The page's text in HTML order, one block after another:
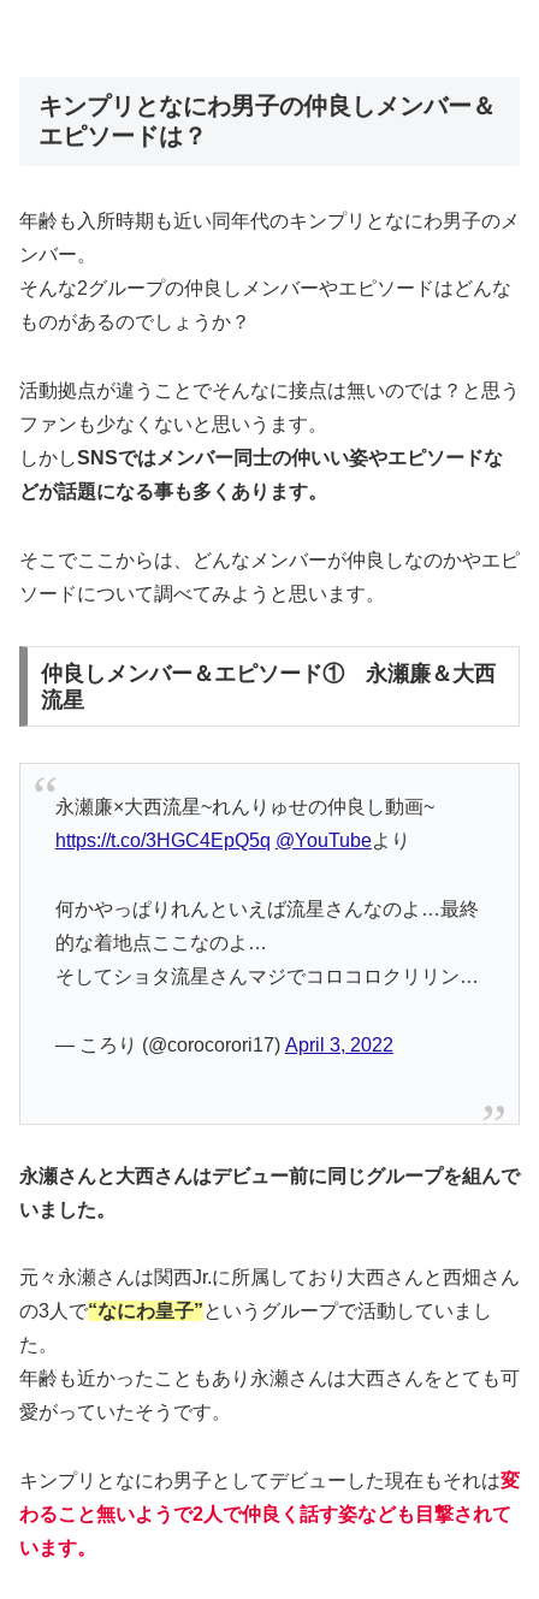
キンプリとなにわ男子の仲良しメンバー＆
エピソードは？
年齢も入所時期も近い同年代のキンプリとなにわ男子のメ
ンバー。
そんな2グループの仲良しメンバーやエピソードはどんな
ものがあるのでしょうか？
活動拠点が違うことでそんなに接点は無いのでは？と思う
ファンも少なくないと思いうます。
しかしSNSではメンバー同士の仲いい姿やエピソードな
どが話題になる事も多くあります。
そこでここからは、どんなメンバーが仲良しなのかやエピ
ソードについて調べてみようと思います。
仲良しメンバー＆エピソード① 永瀬廉＆大西
流星
永瀬廉×大西流星~れんりゅせの仲良し動画~
https://t.co/3HGC4EpQ5q @YouTubeより
何かやっぱりれんといえば流星さんなのよ…最終
的な着地点ここなのよ…
そしてショタ流星さんマジでコロコロクリリン…
— ころり (@corocorori17) April 3, 2022
永瀬さんと大西さんはデビュー前に同じグループを組んで
いました。
元々永瀬さんは関西Jr.に所属しており大西さんと西畑さん
の3人で“なにわ皇子”というグループで活動していまし
た。
年齢も近かったこともあり永瀬さんは大西さんをとても可
愛がっていたそうです。
キンプリとなにわ男子としてデビューした現在もそれは変
わること無いようで2人で仲良く話す姿なども目撃されて
います。